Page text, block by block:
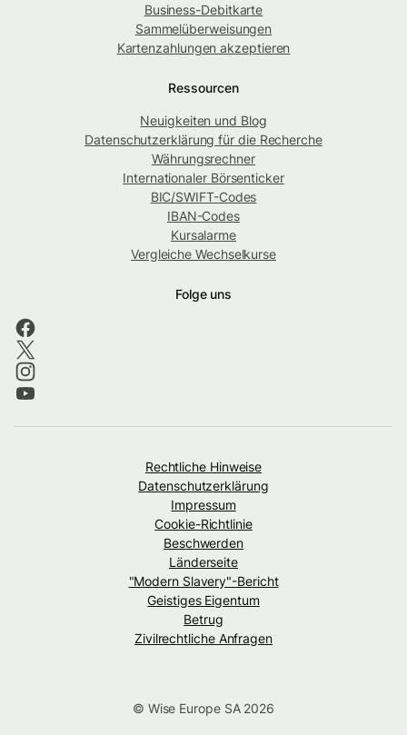
Business-Debitkarte
Sammelüberweisungen
Kartenzahlungen akzeptieren
Ressourcen
Neuigkeiten und Blog
Datenschutzerklärung für die Recherche
Währungsrechner
Internationaler Börsenticker
BIC/SWIFT-Codes
IBAN-Codes
Kursalarme
Vergleiche Wechselkurse
Folge uns
Rechtliche Hinweise
Datenschutzerklärung
Impressum
Cookie-Richtlinie
Beschwerden
Länderseite
"Modern Slavery"-Bericht
Geistiges Eigentum
Betrug
Zivilrechtliche Anfragen
© Wise Europe SA 2026